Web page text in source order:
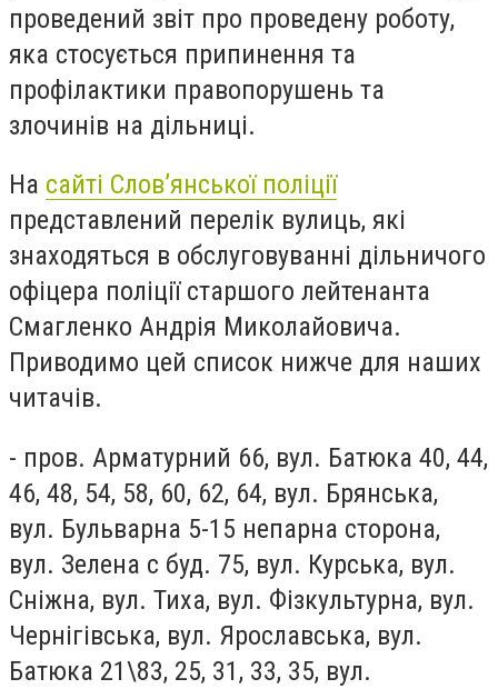
проведений звіт про проведену роботу,
яка стосується припинення та
профілактики правопорушень та
злочинів на дільниці.
На сайті Словʼянської поліції
представлений перелік вулиць, які
знаходяться в обслуговуванні дільничого
офіцера поліції старшого лейтенанта
Смагленко Андрія Миколайовича.
Приводимо цей список нижче для наших
читачів.
- пров. Арматурний 66, вул. Батюка 40, 44,
46, 48, 54, 58, 60, 62, 64, вул. Брянська,
вул. Бульварна 5-15 непарна сторона,
вул. Зелена с буд. 75, вул. Курська, вул.
Сніжна, вул. Тиха, вул. Фізкультурна, вул.
Чернігівська, вул. Ярославська, вул.
Батюка 21\83, 25, 31, 33, 35, вул.